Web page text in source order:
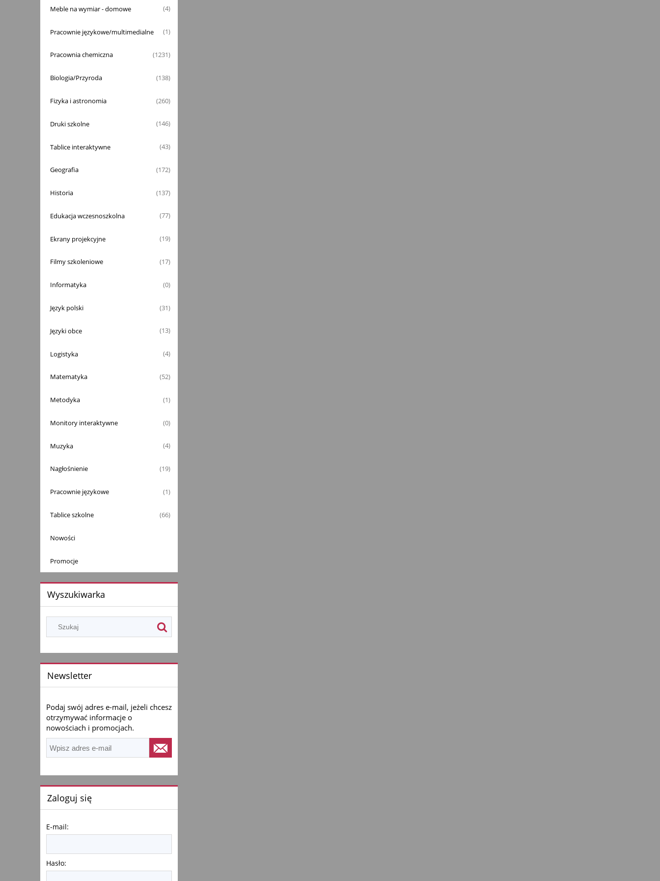
Meble na wymiar - domowe (4)
Pracownie językowe/multimedialne (1)
Pracownia chemiczna (1231)
Biologia/Przyroda (138)
Fizyka i astronomia (260)
Druki szkolne (146)
Tablice interaktywne (43)
Geografia (172)
Historia (137)
Edukacja wczesnoszkolna (77)
Ekrany projekcyjne (19)
Filmy szkoleniowe (17)
Informatyka (0)
Język polski (31)
Języki obce (13)
Logistyka (4)
Matematyka (52)
Metodyka (1)
Monitory interaktywne (0)
Muzyka (4)
Nagłośnienie (19)
Pracownie językowe (1)
Tablice szkolne (66)
Nowości
Promocje
Wyszukiwarka
Newsletter
Podaj swój adres e-mail, jeżeli chcesz
otrzymywać informacje o
nowościach i promocjach.
Zaloguj się
E-mail:
Hasło: